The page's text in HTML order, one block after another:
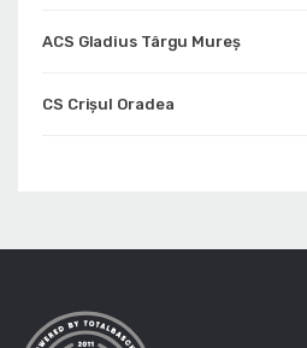
ACS Gladius Târgu Mureș
CS Crișul Oradea